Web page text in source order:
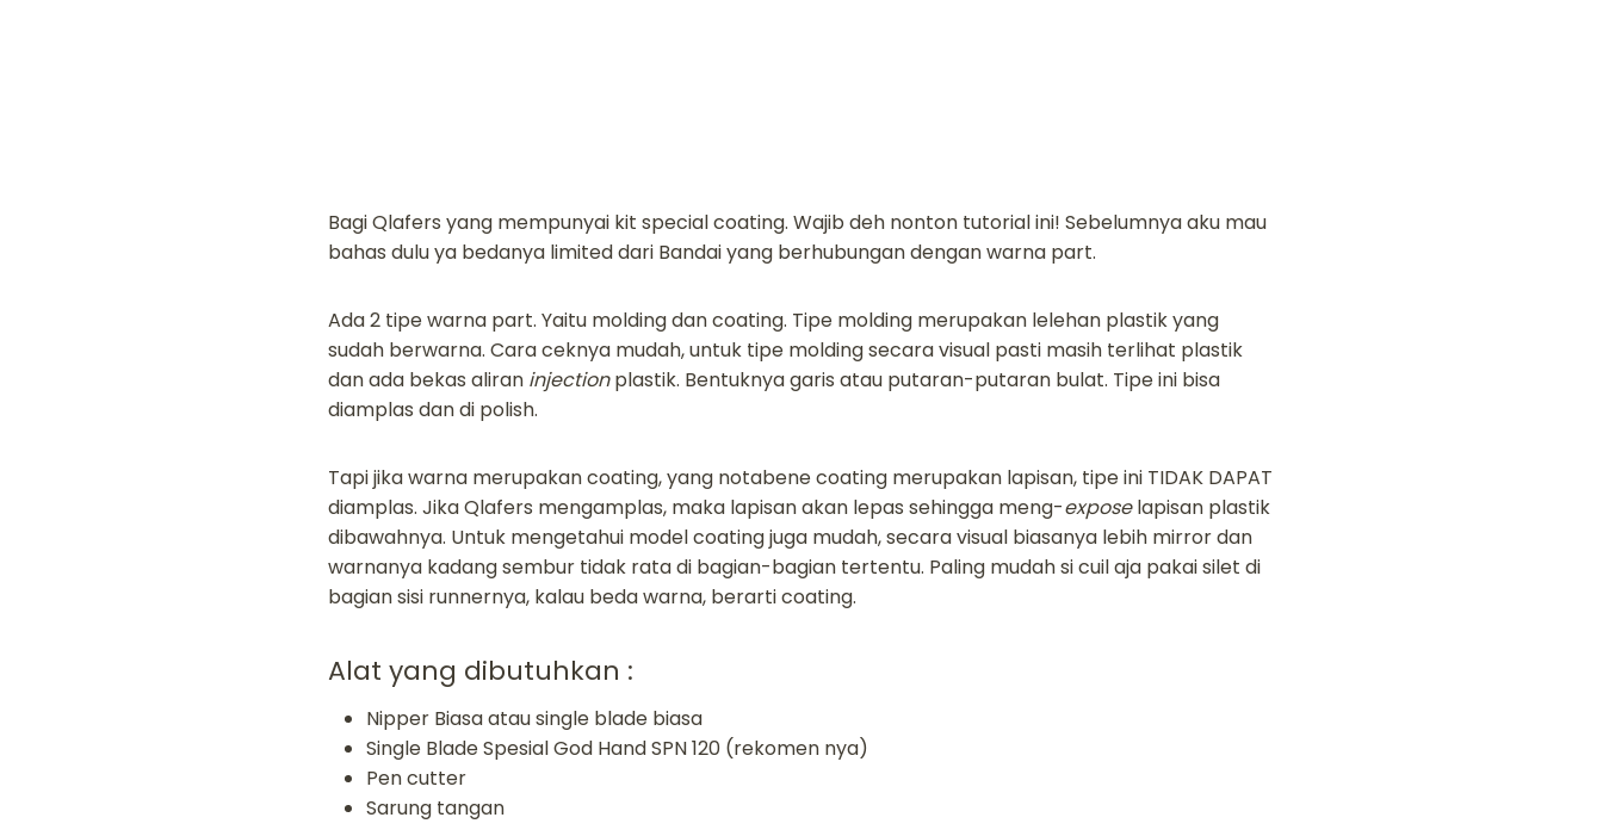
Bagi Qlafers yang mempunyai kit special coating. Wajib deh nonton tutorial ini! Sebelumnya aku mau
bahas dulu ya bedanya limited dari Bandai yang berhubungan dengan warna part.
Ada 2 tipe warna part. Yaitu molding dan coating. Tipe molding merupakan lelehan plastik yang
sudah berwarna. Cara ceknya mudah, untuk tipe molding secara visual pasti masih terlihat plastik
dan ada bekas aliran injectionplastik. Bentuknya garis atau putaran-putaran bulat. Tipe ini bisa
diamplas dan di polish.
Tapi jika warna merupakan coating, yang notabene coating merupakan lapisan, tipe ini TIDAK DAPAT
diamplas. Jika Qlafers mengamplas, maka lapisan akan lepas sehingga meng-exposelapisan plastik
dibawahnya. Untuk mengetahui model coating juga mudah, secara visual biasanya lebih mirror dan
warnanya kadang sembur tidak rata di bagian-bagian tertentu. Paling mudah si cuil aja pakai silet di
bagian sisi runnernya, kalau beda warna, berarti coating.
Alat yang dibutuhkan :
Nipper Biasa atau single blade biasa
Single Blade Spesial God Hand SPN 120 (rekomen nya)
Pen cutter
Sarung tangan